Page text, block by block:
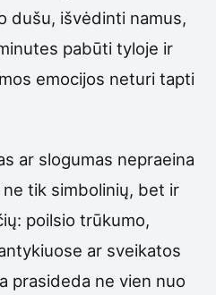
dušu, išvėdinti namus,
pabūti tyloje ir
emocijos neturi tapti
ar slogumas nepraeina
tik simbolinių, bet ir
poilsio trūkumo,
ar sveikatos
prasideda ne vien nuo